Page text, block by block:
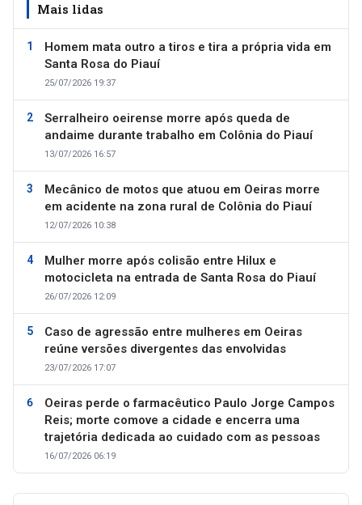
Mais lidas
Homem mata outro a tiros e tira a própria vida em
Santa Rosa do Piauí
25/07/2026 19:37
Serralheiro oeirense morre após queda de
andaime durante trabalho em Colônia do Piauí
13/07/2026 16:57
Mecânico de motos que atuou em Oeiras morre
em acidente na zona rural de Colônia do Piauí
12/07/2026 10:38
Mulher morre após colisão entre Hilux e
motocicleta na entrada de Santa Rosa do Piauí
26/07/2026 12:09
Caso de agressão entre mulheres em Oeiras
reúne versões divergentes das envolvidas
23/07/2026 17:07
Oeiras perde o farmacêutico Paulo Jorge Campos
Reis; morte comove a cidade e encerra uma
trajetória dedicada ao cuidado com as pessoas
16/07/2026 06:19